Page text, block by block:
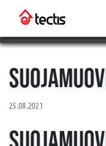
25.08.2021